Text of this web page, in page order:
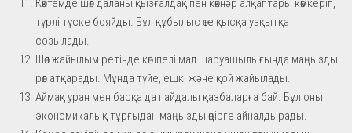
Көктемде шөл даланы қызғалдақ пен көкнәр алқаптары көмкеріп,
түрлі түске бояйды. Бұл құбылыс өте қысқа уақытқа
созылады.
Шөл жайылым ретінде көшпелі мал шаруашылығында маңызды
рөл атқарады. Мұнда түйе, ешкі және қой жайылады.
Аймақ уран мен басқа да пайдалы қазбаларға бай. Бұл оны
экономикалық тұрғыдан маңызды өңірге айналдырады.